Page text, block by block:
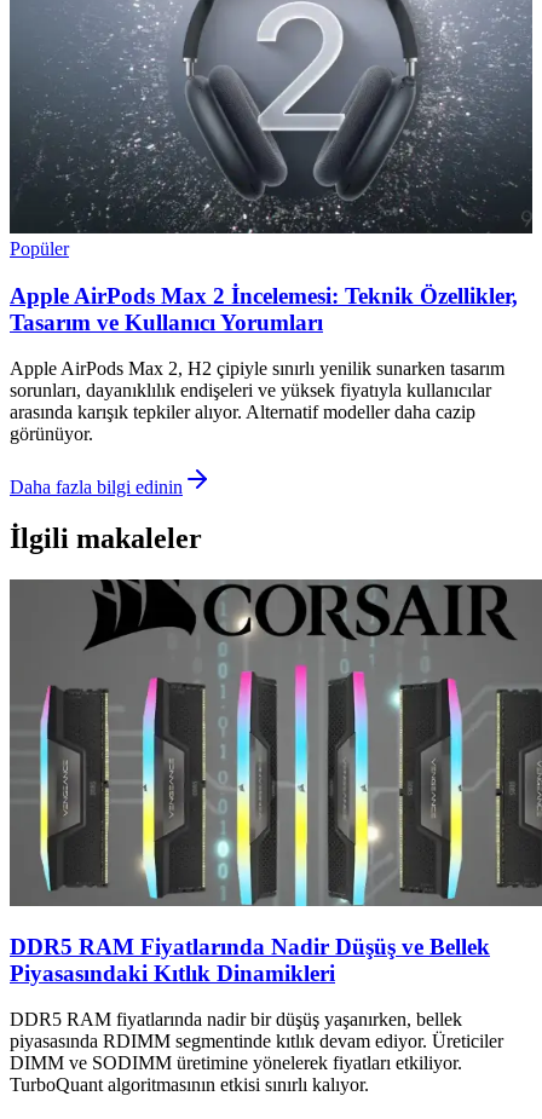
Popüler
Apple AirPods Max 2 İncelemesi: Teknik Özellikler,
Tasarım ve Kullanıcı Yorumları
Apple AirPods Max 2, H2 çipiyle sınırlı yenilik sunarken tasarım
sorunları, dayanıklılık endişeleri ve yüksek fiyatıyla kullanıcılar
arasında karışık tepkiler alıyor. Alternatif modeller daha cazip
görünüyor.
Daha fazla bilgi edinin
İlgili makaleler
DDR5 RAM Fiyatlarında Nadir Düşüş ve Bellek
Piyasasındaki Kıtlık Dinamikleri
DDR5 RAM fiyatlarında nadir bir düşüş yaşanırken, bellek
piyasasında RDIMM segmentinde kıtlık devam ediyor. Üreticiler
DIMM ve SODIMM üretimine yönelerek fiyatları etkiliyor.
TurboQuant algoritmasının etkisi sınırlı kalıyor.